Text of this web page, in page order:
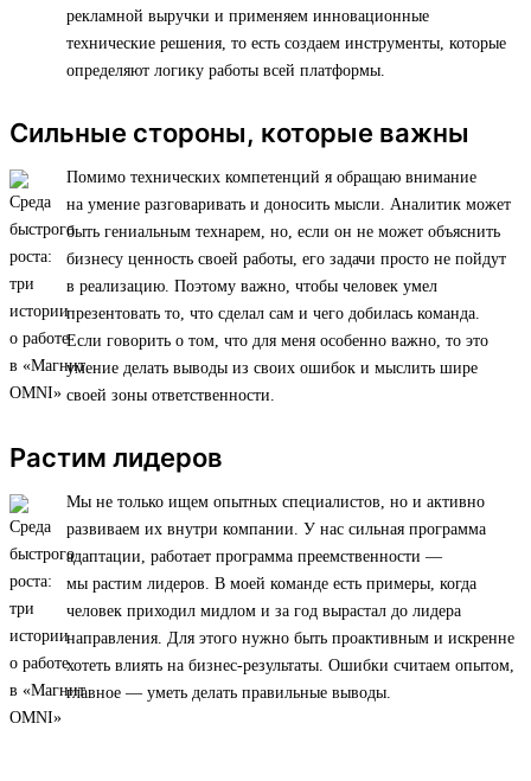
рекламной выручки и применяем инновационные
технические решения, то есть создаем инструменты, которые
определяют логику работы всей платформы.
Сильные стороны, которые важны
Помимо технических компетенций я обращаю внимание
на умение разговаривать и доносить мысли. Аналитик может
быть гениальным технарем, но, если он не может объяснить
бизнесу ценность своей работы, его задачи просто не пойдут
в реализацию. Поэтому важно, чтобы человек умел
презентовать то, что сделал сам и чего добилась команда.
Если говорить о том, что для меня особенно важно, то это
умение делать выводы из своих ошибок и мыслить шире
своей зоны ответственности.
Растим лидеров
Мы не только ищем опытных специалистов, но и активно
развиваем их внутри компании. У нас сильная программа
адаптации, работает программа преемственности —
мы растим лидеров. В моей команде есть примеры, когда
человек приходил мидлом и за год вырастал до лидера
направления. Для этого нужно быть проактивным и искренне
хотеть влиять на бизнес-результаты. Ошибки считаем опытом,
главное — уметь делать правильные выводы.